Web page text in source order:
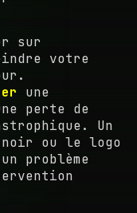
sur
votre
une
perte de
Un
noir ou le logo
problème